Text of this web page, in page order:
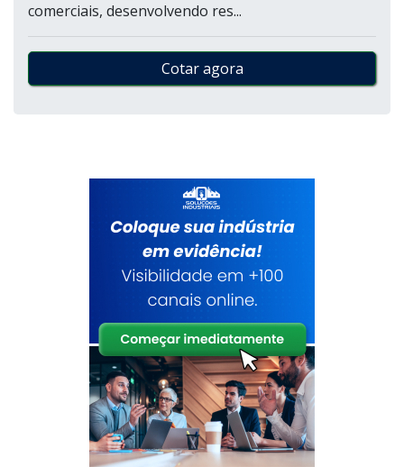
comerciais, desenvolvendo res...
Cotar agora